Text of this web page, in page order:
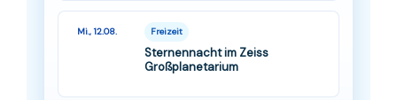
Mi., 12.08. Freizeit
Sternennacht im Zeiss
Großplanetarium